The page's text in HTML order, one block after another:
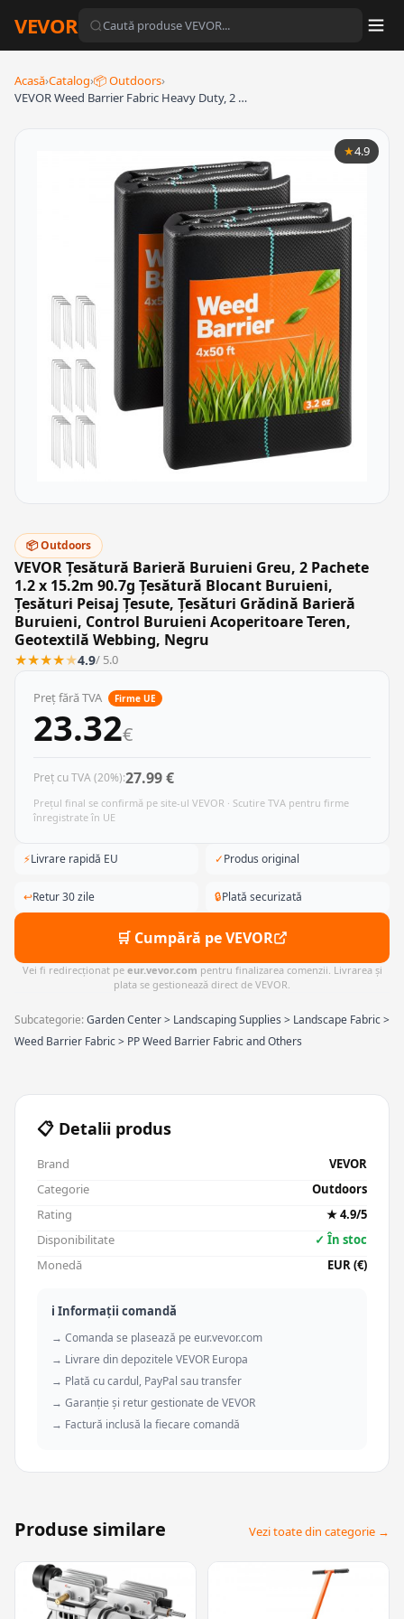
VEVOR
Acasă›Catalog›📦 Outdoors›
VEVOR Weed Barrier Fabric Heavy Duty, 2 …
★4.9
📦 Outdoors
VEVOR Țesătură Barieră Buruieni Greu, 2 Pachete
1.2 x 15.2m 90.7g Țesătură Blocant Buruieni,
Țesături Peisaj Țesute, Țesături Grădină Barieră
Buruieni, Control Buruieni Acoperitoare Teren,
Geotextilă Webbing, Negru
★★★★★4.9/ 5.0
Preț fără TVA Firme UE
23.32€
Preț cu TVA (20%):27.99 €
Prețul final se confirmă pe site-ul VEVOR · Scutire TVA pentru firme
înregistrate în UE
⚡Livrare rapidă EU ✓Produs original
↩Retur 30 zile 🔒Plată securizată
🛒 Cumpără pe VEVOR
Vei fi redirecționat pe eur.vevor.com pentru finalizarea comenzii. Livrarea și
plata se gestionează direct de VEVOR.
Subcategorie:Garden Center > Landscaping Supplies > Landscape Fabric >
Weed Barrier Fabric > PP Weed Barrier Fabric and Others
📋 Detalii produs
Brand
VEVOR
Categorie
Outdoors
Rating
★ 4.9/5
Disponibilitate
✓ În stoc
Monedă
EUR (€)
ℹ️ Informații comandă
→ Comanda se plasează pe eur.vevor.com
→ Livrare din depozitele VEVOR Europa
→ Plată cu cardul, PayPal sau transfer
→ Garanție și retur gestionate de VEVOR
→ Factură inclusă la fiecare comandă
Produse similare Vezi toate din categorie →